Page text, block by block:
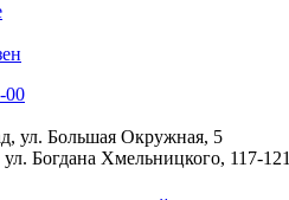
00
ул. Большая Окружная, 5
Богдана Хмельницкого, 117-121